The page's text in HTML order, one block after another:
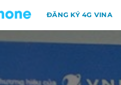
ĐĂNG KÝ 4G VINA